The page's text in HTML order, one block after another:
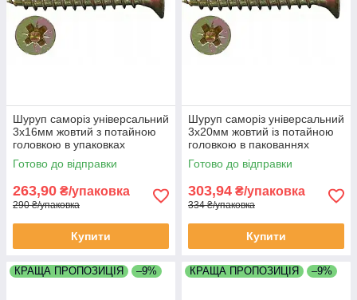
Шуруп саморіз універсальний
3х16мм жовтий з потайною
головкою в упаковках
UC3016 паковання 1000 штук
Готово до відправки
263,90 ₴/упаковка
290 ₴/упаковка
Купити
Шуруп саморіз універсальний
3х20мм жовтий із потайною
головкою в пакованнях
UC3020 упаковка 1000 штук
Готово до відправки
303,94 ₴/упаковка
334 ₴/упаковка
Купити
КРАЩА ПРОПОЗИЦІЯ –9% КРАЩА ПРОПОЗИЦІЯ –9%